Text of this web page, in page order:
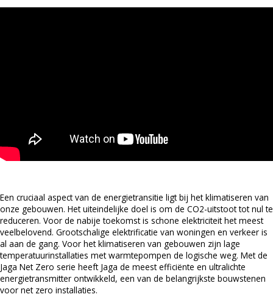
Een cruciaal aspect van de energietransitie ligt bij het klimatiseren van
onze gebouwen. Het uiteindelijke doel is om de CO2-uitstoot tot nul te
reduceren. Voor de nabije toekomst is schone elektriciteit het meest
veelbelovend. Grootschalige elektrificatie van woningen en verkeer is
al aan de gang. Voor het klimatiseren van gebouwen zijn lage
temperatuurinstallaties met warmtepompen de logische weg. Met de
Jaga Net Zero serie heeft Jaga de meest efficiënte en ultralichte
energietransmitter ontwikkeld, een van de belangrijkste bouwstenen
voor net zero installaties.